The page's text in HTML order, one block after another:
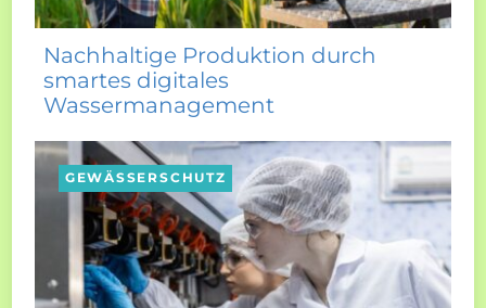
Nachhaltige Produktion durch
smartes digitales
Wassermanagement
GEWÄSSERSCHUTZ